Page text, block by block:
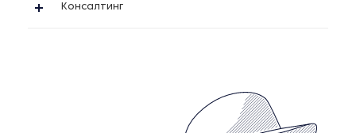
Консалтинг